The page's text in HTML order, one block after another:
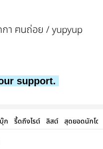
กา ฅนถ่อย / yupyup
support.
ก รี้ดถึงไรต์ ลิสต์ สุดยอดนักโด